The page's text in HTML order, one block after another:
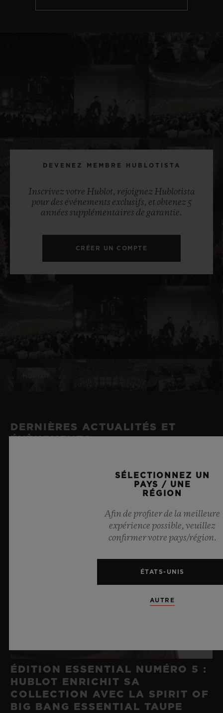
DEVENEZ MEMBRE HUBLOTISTA
Inscrivez votre Hublot, rejoignez Hublotista
pour des événements exclusifs, et obtenez 5
années supplémentaires de garantie.
CRÉER UN COMPTE
DERNIÈRES ACTUALITÉS ET
ÉDITION ESSENTIAL NUMÉRO 5 :
HUBLOT ENRICHIT SA
COLLECTION AVEC LA SPIRIT OF
BIG BANG ESSENTIAL TAUPE
SÉLECTIONNEZ UN
PAYS / UNE
RÉGION
Afin de profiter de la meilleure
expérience possible, veuillez
confirmer votre pays/région.
ÉTATS-UNIS
AUTRE